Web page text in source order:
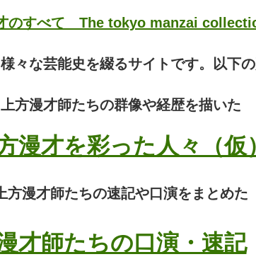
のすべて The tokyo manzai
々な芸能史を綴るサイトです。以下
上方漫才師たちの群像や経歴を描いた
漫才を彩った人々（仮）
方漫才師たちの速記や口演をまとめた
才師たちの口演・速記